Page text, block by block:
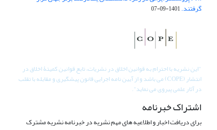
گرفتند.1401-09-07
"این نشریه با احترام به قوانین اخلاق در نشریات، تابع قوانین کمیتۀ اخلاق در
انتشار (COPE) می باشد و از آیین نامه اجرایی قانون پیشگیری و مقابله با تقلب
در آثار علمی پیروی می نماید".
اشتراک خبرنامه
برای دریافت اخبار و اطلاعیه های مهم نشریه در خبرنامه نشریه مشترک